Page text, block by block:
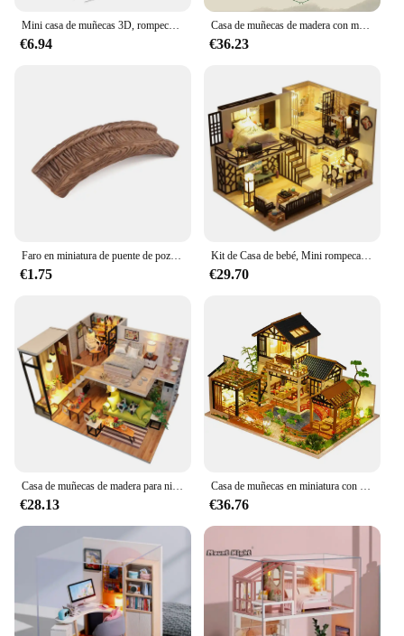
Mini casa de muñecas 3D, rompecabezas de madera, playa, casa pequeña, modelos de construcción de ensamblaje, decoración del dormitorio del hogar con muebles, casa de muñecas
€6.94
Casa de muñecas de madera con muebles, Kit de Casa de muñecas en miniatura, estilo chino, modelo de villa, juguetes, regalos de cumpleaños
€36.23
Faro en miniatura de puente de pozo de agua, artesanía de jardín de hadas de Casa Vintage, adorno artesanal, Mini adorno de jardín Vintage, decoración
€1.75
Kit de Casa de bebé, Mini rompecabezas 3D hecho a mano, montaje de construcción, dúplex, modelo de apartamento, juguetes, decoración del dormitorio del hogar con muebles
€29.70
Casa de muñecas de madera para niños, kit de Roombox, muebles en miniatura 3D, juguetes para niños, regalos de cumpleaños y Navidad, M033
€28.13
Casa de muñecas en miniatura con LED para niños, casa de muñecas grande, decoración de dormitorio, regalos de cumpleaños, Navidad y Año Nuevo, bricolaje
€36.76